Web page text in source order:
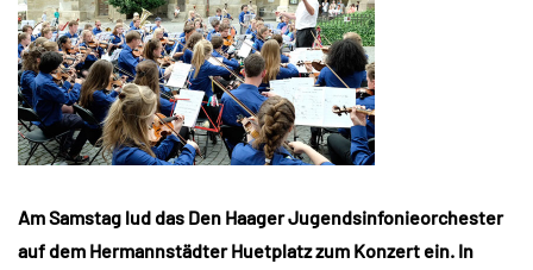
Am Samstag lud das Den Haager Jugendsinfonieorchester
auf dem Hermannstädter Huetplatz zum Konzert ein. In